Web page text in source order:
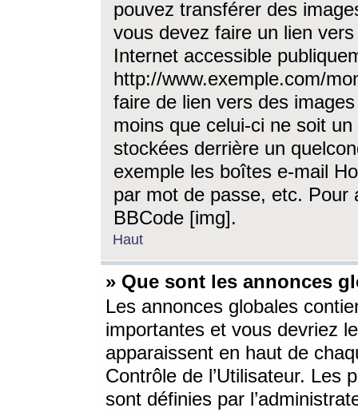
pouvez transférer des
vous devez faire un lien
Internet accessible
http://www.exemple.com/
faire de lien vers des
moins que celui-ci ne soit
stockées derrière un
exemple les boîtes e-mail
par mot de passe, etc. Pour
BBCode [img].
Haut
» Que sont les annonces
Les annonces globales
importantes et vous devriez
apparaissent en haut de
Contrôle de l’Utilisateur. Les
sont définies par